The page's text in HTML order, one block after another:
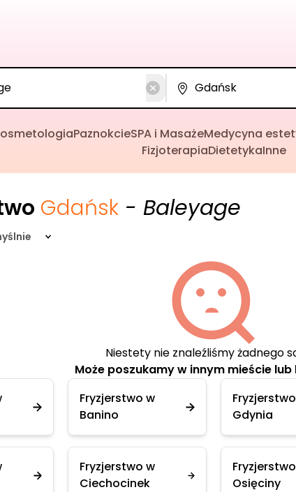
PaznokcieSPA i MasażeMedycyna
FizjoterapiaDietetykaInne
Gdańsk - Baleyage
Niestety nie znaleźliśmy żadnego
Może poszukamy w innym mieście
Fryzjerstwo w
Banino
Gdynia
Fryzjerstwo w
Ciechocinek
Osięciny